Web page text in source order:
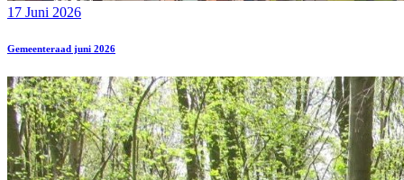
17 Juni 2026
Gemeenteraad juni 2026